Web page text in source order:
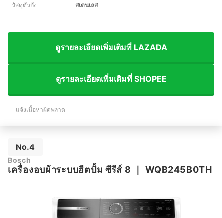
วัสดุตัวถัง สเตนเลส
ดูรายละเอียดเพิ่มเติมที่ LAZADA
ดูรายละเอียดเพิ่มเติมที่ SHOPEE
แจ้งเนื้อหาผิดพลาด
No.4
Bosch
เครื่องอบผ้าระบบฮีตปั้ม ซีรีส์ 8 WQB245B0TH